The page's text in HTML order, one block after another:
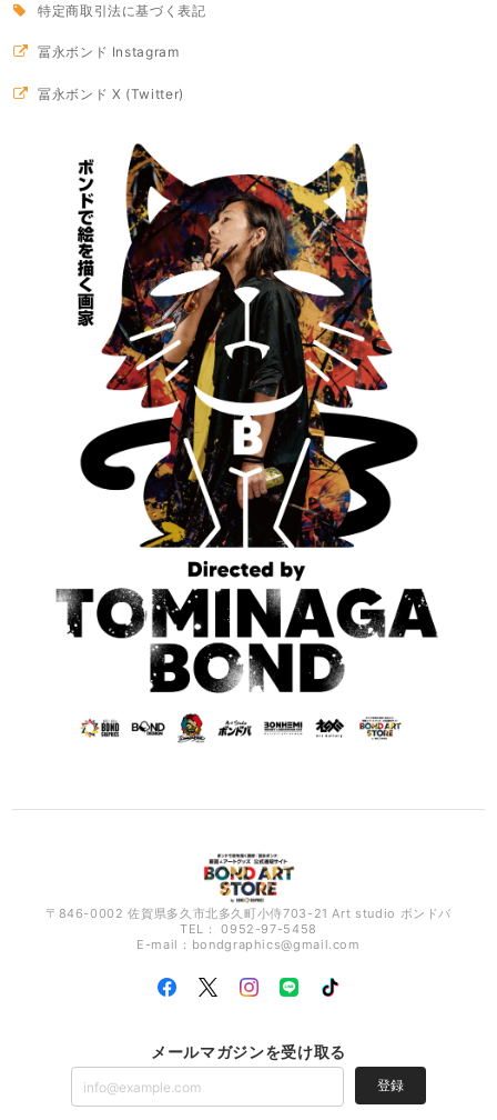
特定商取引法に基づく表記
冨永ボンド Instagram
冨永ボンド X (Twitter)
〒846-0002 佐賀県多久市北多久町小侍703-21 Art studio ボンドバ
TEL： 0952-97-5458
E-mail： bondgraphics@gmail.com
メールマガジンを受け取る
登録